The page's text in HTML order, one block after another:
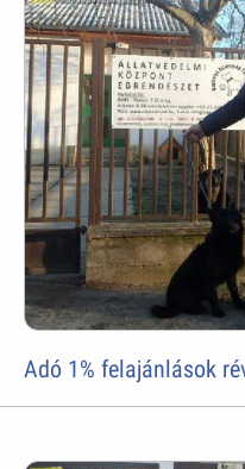
Adó 1% felajánlások